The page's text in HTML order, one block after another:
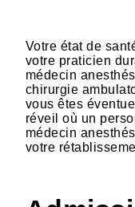
Votre état de
votre praticien
médecin
chirurgie
vous êtes
réveil où un
médecin
votre